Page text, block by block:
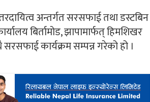
अन्तर्गत सरसफाई तथा डस्टबिन
बिर्तामोड, झापामार्फत् हिमशिखर
कार्यक्रम सम्पन्न गरेको हो ।